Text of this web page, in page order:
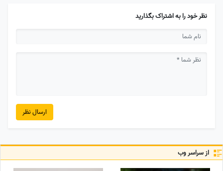
نظر خود را به اشتراک بگذارید
ارسال نظر
از سراسر وب